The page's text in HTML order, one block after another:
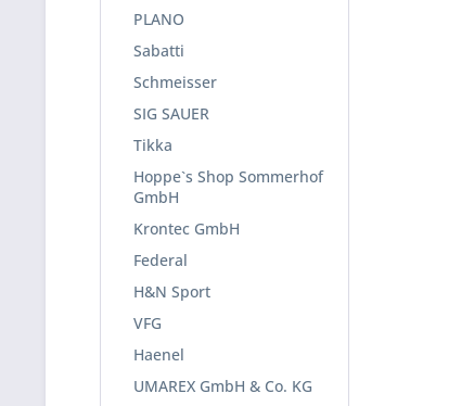
PLANO
Sabatti
Schmeisser
SIG SAUER
Tikka
Hoppe`s Shop Sommerhof
GmbH
Krontec GmbH
Federal
H&N Sport
VFG
Haenel
UMAREX GmbH & Co. KG